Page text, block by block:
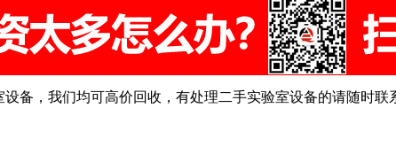
备，我们均可高价回收，有处理二手实验室设备的请随时联